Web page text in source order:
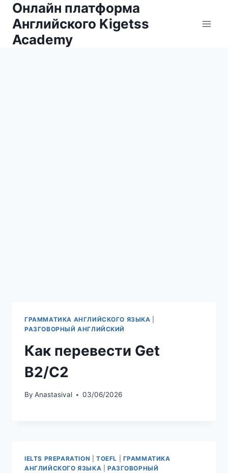
Skip
content
Онлайн платформа
Английского Kigetss
Academy
ГРАММАТИКА АНГЛИЙСКОГО ЯЗЫКА
РАЗГОВОРНЫЙ АНГЛИЙСКИЙ
Как перевести Get
B2/C2
By Anastasival 03/06/2026
IELTS PREPARATION TOEFL
ГРАММАТИКА
АНГЛИЙСКОГО ЯЗЫКА
РАЗГОВОРНЫЙ